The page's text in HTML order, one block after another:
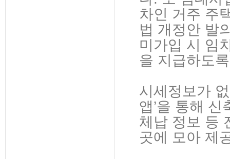
차인 거주 주
법 개정안 발
미가입 시 임
을 지급하도
시세정보가
앱’을 통해
체납 정보 등
곳에 모아 제